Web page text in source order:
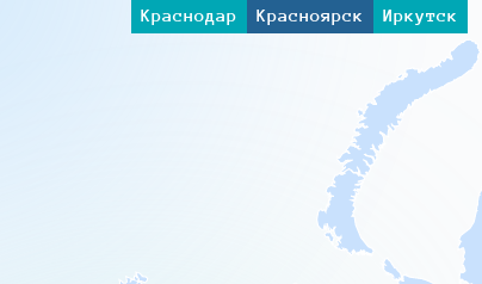
Краснодар
Красноярск Иркутск